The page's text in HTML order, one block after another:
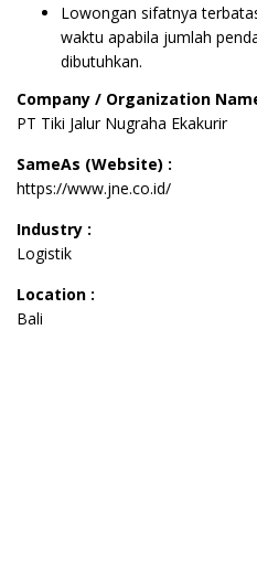
Lowongan sifatnya
waktu apabila jumlah
dibutuhkan.
Company / Organization
PT Tiki Jalur Nugraha Ekakurir
SameAs (Website) :
https://www.jne.co.id/
Industry :
Logistik
Location :
Bali